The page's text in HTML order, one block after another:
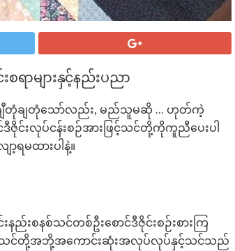
ရာများနှင့်နည်းပညာ
ျီတုံချတုံသော်လည်း, မည်သူမဆို ... ဟုတ်ကဲ့
င်းလုပ်ငန်းစဉ်အားဖြင့်သင်တို့ကိုကူညီပေးပါ
ရမထားပါနဲ့။
ည်းစနစ်သင်တစ်ဦးစောင်ဒီဇိုင်းစဉ်းစားကြ
စ်သင်တို့အဘို့အကောင်းဆုံးအလုပ်လုပ်နှင့်သင်သည်